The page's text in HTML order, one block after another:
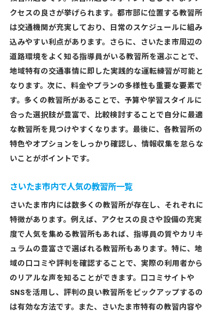
クセスの良さが挙げられます。都市部に位置する教習所
は交通機関が充実しており、日常のスケジュールに組み
込みやすい利点があります。さらに、さいたま市周辺の
道路環境をよく知る指導員がいる教習所を選ぶことで、
地域特有の交通事情に即した実践的な運転練習が可能と
なります。次に、料金やプランの多様性も重要な要素で
す。多くの教習所があることで、予算や学習スタイルに
合った選択肢が豊富で、比較検討することで自分に最適
な教習所を見つけやすくなります。最後に、各教習所の
特色やオプションをしっかり確認し、情報収集を怠らな
いことがポイントです。
さいたま市内で人気の教習所一覧
さいたま市内には数多くの教習所が存在し、それぞれに
特徴があります。例えば、アクセスの良さや設備の充実
度で人気を集める教習所もあれば、指導員の質やカリキ
ュラムの豊富さで選ばれる教習所もあります。特に、地
域の口コミや評判を確認することで、実際の利用者から
のリアルな声を知ることができます。口コミサイトや
SNSを活用し、評判の良い教習所をピックアップするの
は有効な方法です。また、さいたま市特有の教習内容や